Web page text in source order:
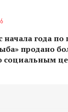
начала года
продано
социальным